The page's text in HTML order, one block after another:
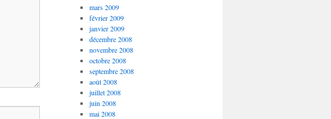
mars 2009
février 2009
janvier 2009
décembre 2008
novembre 2008
octobre 2008
septembre 2008
août 2008
juillet 2008
juin 2008
mai 2008